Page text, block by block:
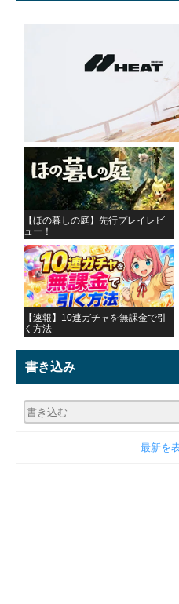
【ほの暮しの庭】先行プレイレビ
ュー！
【速報】10連ガチャを無課金で引
く方法
書き込み
最新を